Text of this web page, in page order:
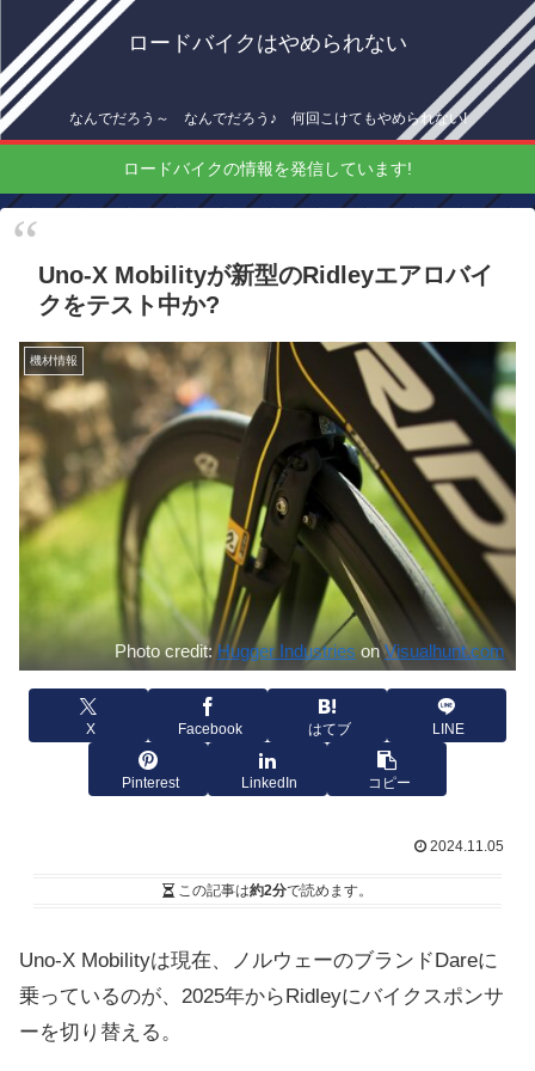
ロードバイクはやめられない
なんでだろう～ なんでだろう♪ 何回こけてもやめられない!
ロードバイクの情報を発信しています!
Uno-X Mobilityが新型のRidleyエアロバイ
クをテスト中か?
機材情報
Photo credit:Hugger Industries onVisualhunt.com
X Facebook はてブ LINE
Pinterest LinkedIn コピー
2024.11.05
この記事は約2分で読めます。
Uno-X Mobilityは現在、ノルウェーのブランドDareに
乗っているのが、2025年からRidleyにバイクスポンサ
ーを切り替える。